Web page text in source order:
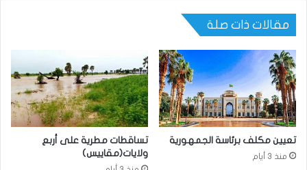
مقالات ذات صلة
تعيين مكلف برئاسة الجمهورية
منذ 3 أيام
تساقطات مطرية على أربع
ولايات(مقاييس)